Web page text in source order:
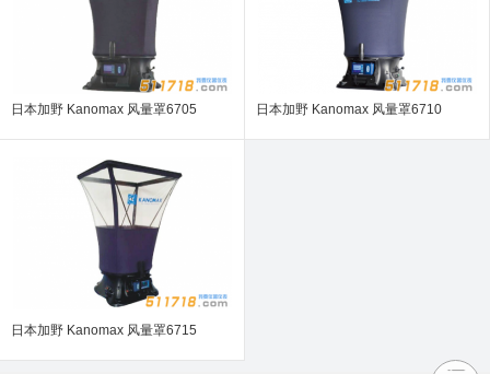
日本加野 Kanomax 风量罩6705 日本加野 Kanomax 风量罩6710
日本加野 Kanomax 风量罩6715